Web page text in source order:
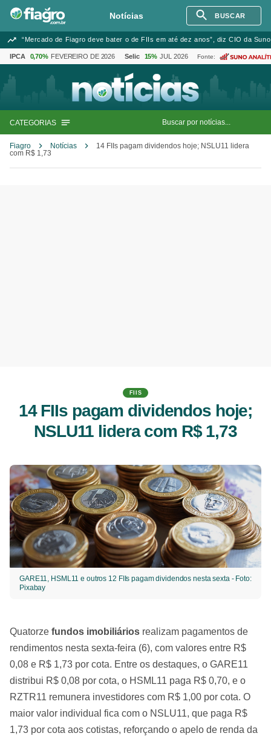
Notícias BUSCAR
“Mercado de Fiagro deve bater o de FIIs em até dez anos”, diz CIO da
IPCA 0,70% FEVEREIRO DE 2026 Selic 15% JUL 2026 Fonte:
CATEGORIAS
Fiagro Notícias
14 FIIs pagam dividendos hoje; NSLU11 lidera
com R$ 1,73
FIIS
14 FIIs pagam dividendos hoje;
NSLU11 lidera com R$ 1,73
GARE11, HSML11 e outros 12 FIIs pagam dividendos nesta sexta - Foto:
Pixabay
Quatorze fundos imobiliários realizam pagamentos de
rendimentos nesta sexta-feira (6), com valores entre R$
0,08 e R$ 1,73 por cota. Entre os destaques, o GARE11
distribui R$ 0,08 por cota, o HSML11 paga R$ 0,70, e o
RZTR11 remunera investidores com R$ 1,00 por cota. O
maior valor individual fica com o NSLU11, que paga R$
1,73 por cota aos cotistas, reforçando o apelo de renda da